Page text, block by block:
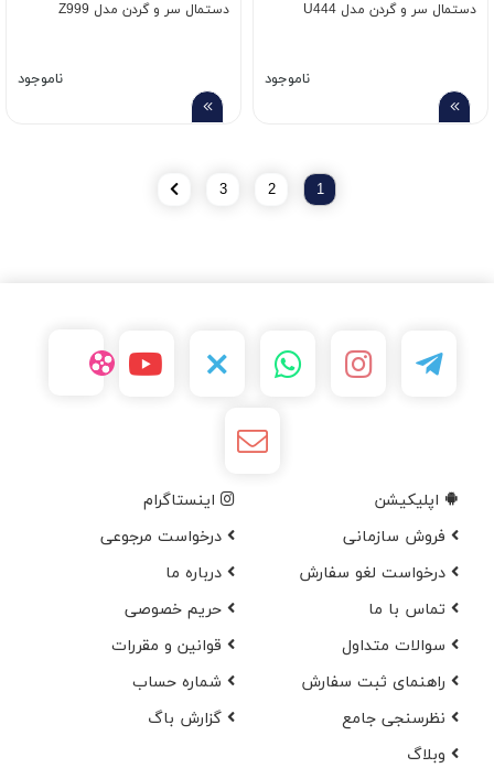
دستمال سر و گردن مدل U444
ناموجود
دستمال سر و گردن مدل Z999
ناموجود
1
2
3
اپلیکیشن
اینستاگرام
فروش سازمانی
درخواست مرجوعی
درخواست لغو سفارش
در‌باره ما
تماس با ما
حریم خصوصی
سوالات متداول
قوانین و مقررات
راهنمای ثبت سفارش
شماره حساب
نظرسنجی جامع
گزارش باگ
وبلاگ